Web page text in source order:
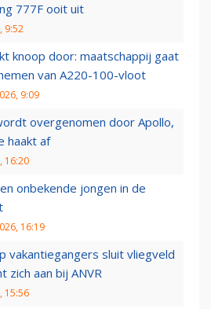
777F ooit uit
9:52
knoop door: maatschappij gaat
van A220-100-vloot
9:09
overgenomen door Apollo,
haakt af
16:20
onbekende jongen in de
16:19
vakantiegangers sluit vliegveld
zich aan bij ANVR
15:56